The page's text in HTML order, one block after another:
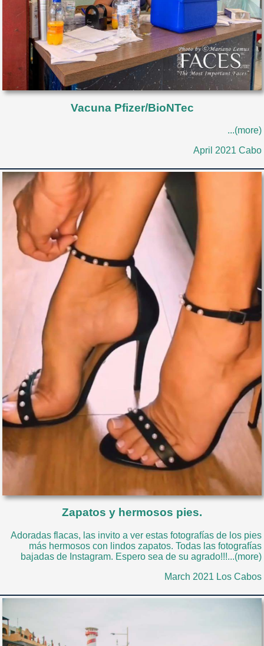
Vacuna Pfizer/BioNTec
...(more)
April 2021 Cabo
Zapatos y hermosos pies.
Adoradas flacas, las invito a ver estas fotografías de los pies
más hermosos con lindos zapatos. Todas las fotografías
bajadas de Instagram. Espero sea de su agrado!!!...(more)
March 2021 Los Cabos